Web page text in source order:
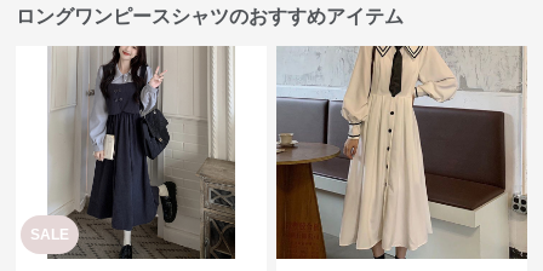
ロングワンピースシャツのおすすめアイテム
SALE